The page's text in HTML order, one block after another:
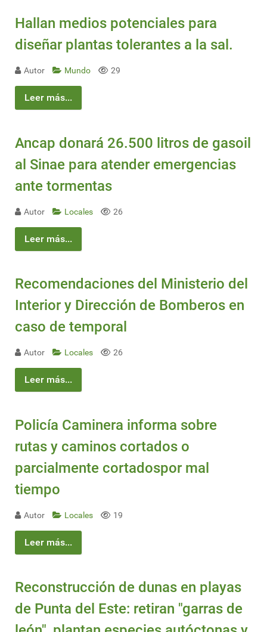
Hallan medios potenciales para
diseñar plantas tolerantes a la sal.
Autor Mundo 29
Leer más...
Ancap donará 26.500 litros de gasoil
al Sinae para atender emergencias
ante tormentas
Autor Locales 26
Leer más...
Recomendaciones del Ministerio del
Interior y Dirección de Bomberos en
caso de temporal
Autor Locales 26
Leer más...
Policía Caminera informa sobre
rutas y caminos cortados o
parcialmente cortadospor mal
tiempo
Autor Locales 19
Leer más...
Reconstrucción de dunas en playas
de Punta del Este: retiran "garras de